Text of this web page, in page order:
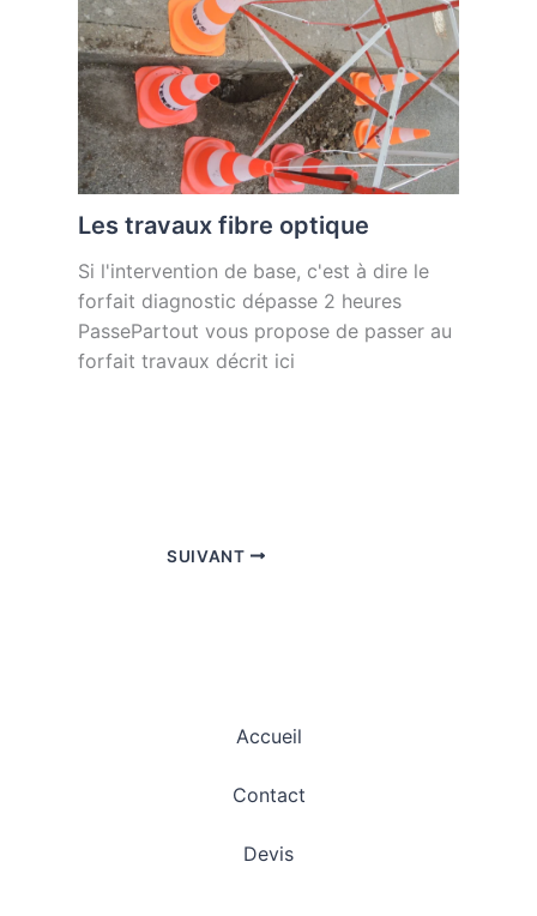
Les travaux fibre optique
Si l'intervention de base, c'est à dire le
forfait diagnostic dépasse 2 heures
PassePartout vous propose de passer au
forfait travaux décrit ici
SUIVANT
Accueil
Contact
Devis